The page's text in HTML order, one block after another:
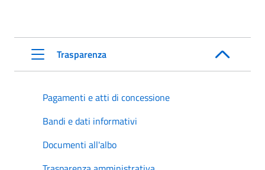
Trasparenza
Pagamenti e atti di concessione
Bandi e dati informativi
Documenti all'albo